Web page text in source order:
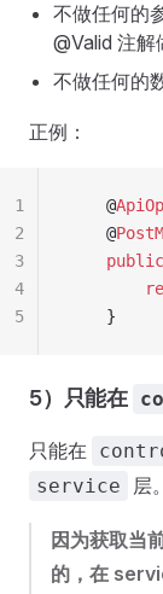
不做任何的
@Valid 注
不做任何的
正例：
    @
    @
    public
    }
1
2
3
4
5
5）只能在
只能在
service 层。
因为获取当
的，在